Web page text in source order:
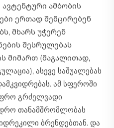
ამბობის
ერთად შემცირებენ
მხარს უჭერენ
შესრულებას
მიმართ (მაგალითად,
ასევე საშუალებას
ამ სფეროში
გრძელვადი
თანამშრომლობას
ბრენდებთან. და